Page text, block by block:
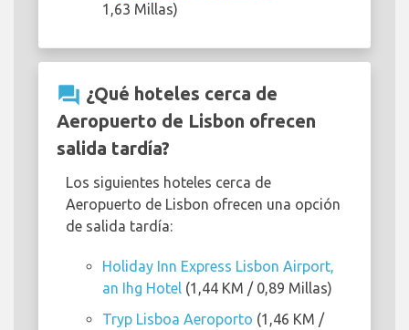
1,63 Millas)
question_answer ¿Qué hoteles cerca de
Aeropuerto de Lisbon ofrecen
salida tardía?
Los siguientes hoteles cerca de
Aeropuerto de Lisbon ofrecen una opción
de salida tardía:
Holiday Inn Express Lisbon Airport,
an Ihg Hotel (1,44 KM / 0,89 Millas)
Tryp Lisboa Aeroporto (1,46 KM /